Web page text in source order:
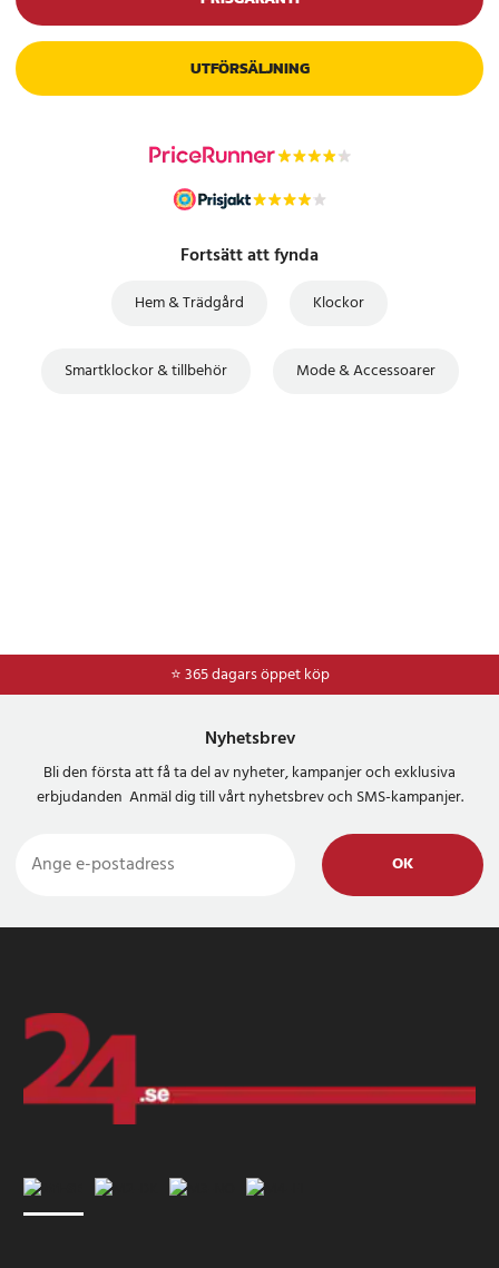
UTFÖRSÄLJNING
Fortsätt att fynda
Hem & Trädgård Klockor
Smartklockor & tillbehör Mode & Accessoarer
⭐ 365 dagars öppet köp
⭐Frakt 49kr *
Nyhetsbrev
Bli den första att få ta del av nyheter, kampanjer och exklusiva
erbjudanden Anmäl dig till vårt nyhetsbrev och SMS-kampanjer.
OK